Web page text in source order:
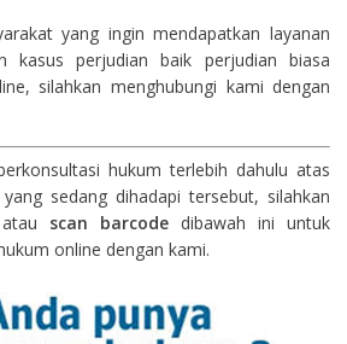
yang ingin mendapatkan layanan
kasus perjudian baik perjudian biasa
silahkan menghubungi kami dengan
hukum terlebih dahulu atas
sedang dihadapi tersebut, silahkan
atau scan barcode dibawah ini untuk
online dengan kami.